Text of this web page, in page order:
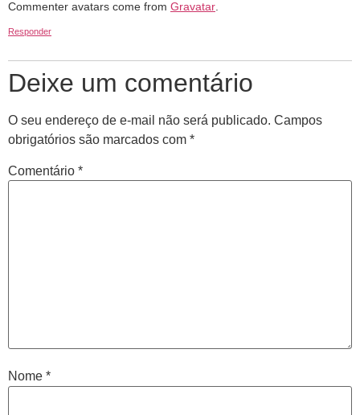
Commenter avatars come from Gravatar.
Responder
Deixe um comentário
O seu endereço de e-mail não será publicado. Campos
obrigatórios são marcados com *
Comentário *
Nome *